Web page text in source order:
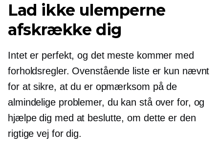
Lad ikke ulemperne
afskrække dig
Intet er perfekt, og det meste kommer med
forholdsregler. Ovenstående liste er kun nævnt
for at sikre, at du er opmærksom på de
almindelige problemer, du kan stå over for, og
hjælpe dig med at beslutte, om dette er den
rigtige vej for dig.